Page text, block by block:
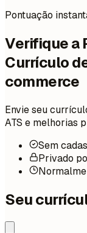
Pontuação
Verifique a
Currículo
commerce
Envie seu
ATS e melhorias
Sem
Privado
Seu